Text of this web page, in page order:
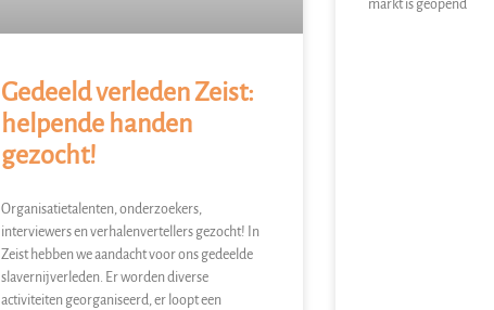
Gedeeld verleden Zeist:
helpende handen
gezocht!
Organisatietalenten, onderzoekers,
interviewers en verhalenvertellers gezocht! In
Zeist hebben we aandacht voor ons gedeelde
slavernijverleden. Er worden diverse
activiteiten georganiseerd, er loopt een
markt is geopend